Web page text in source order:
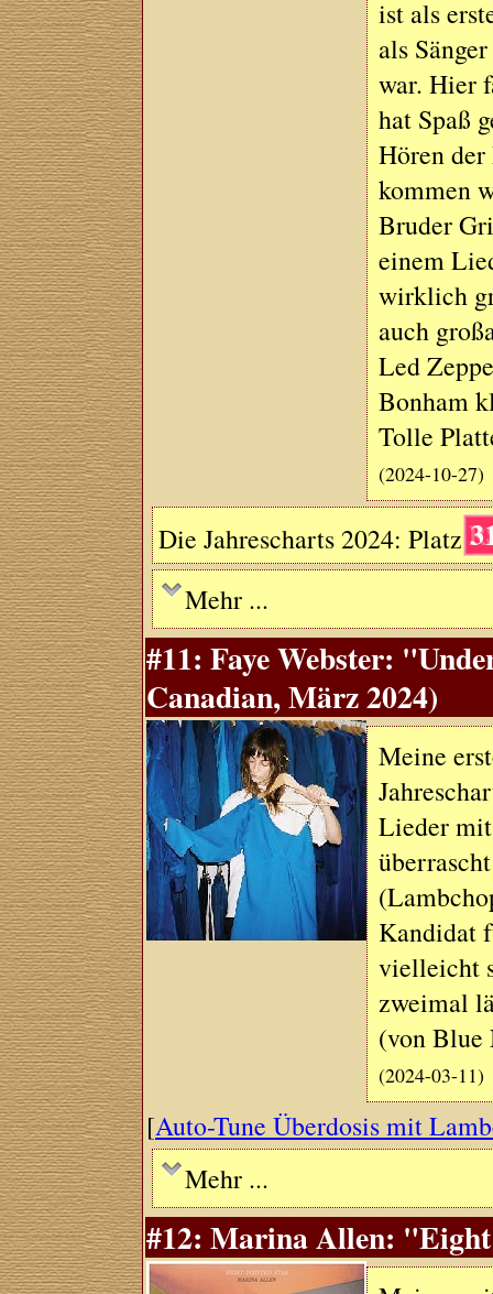
ist als
als
war. Hier
hat Spaß
Hören
kommen
Bruder
einem
wirklich
auch
Led
Bonham
Tolle
(2024-10-27)
Die Jahrescharts 2024: Platz
Mehr ...
#11: Faye Webster:
Canadian, März 2024)
Meine
Lieder
Kandidat
vielleicht
zweimal
(von Blue
(2024-03-11)
[Auto-Tune Überdosis mit
Mehr ...
#12: Marina Allen: